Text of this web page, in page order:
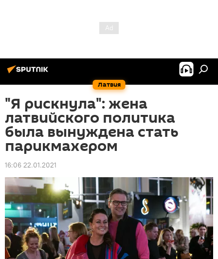
Латвия
"Я рискнула": жена
латвийского политика
была вынуждена стать
парикмахером
16:06 22.01.2021